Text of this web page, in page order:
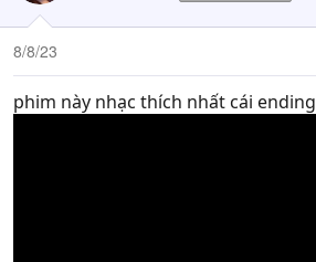
8/8/23
phim này nhạc thích nhất cái ending